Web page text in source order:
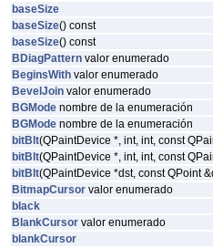
baseSize
baseSize() const
baseSize() const
BDiagPattern valor enumerado
BeginsWith valor enumerado
BevelJoin valor enumerado
BGMode nombre de la enumeración
BGMode nombre de la enumeración
bitBlt(QPaintDevice *, int, int, const
bitBlt(QPaintDevice *, int, int, const
bitBlt(QPaintDevice *dst, const QPoint
BitmapCursor valor enumerado
black
BlankCursor valor enumerado
blankCursor